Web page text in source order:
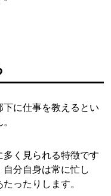
に仕事を教えるとい
く見られる特徴です
分自身は常に忙し
ったりします。